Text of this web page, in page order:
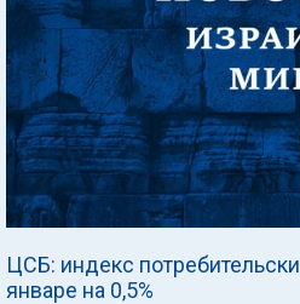
ЦСБ: индекс
январе на 0,5%